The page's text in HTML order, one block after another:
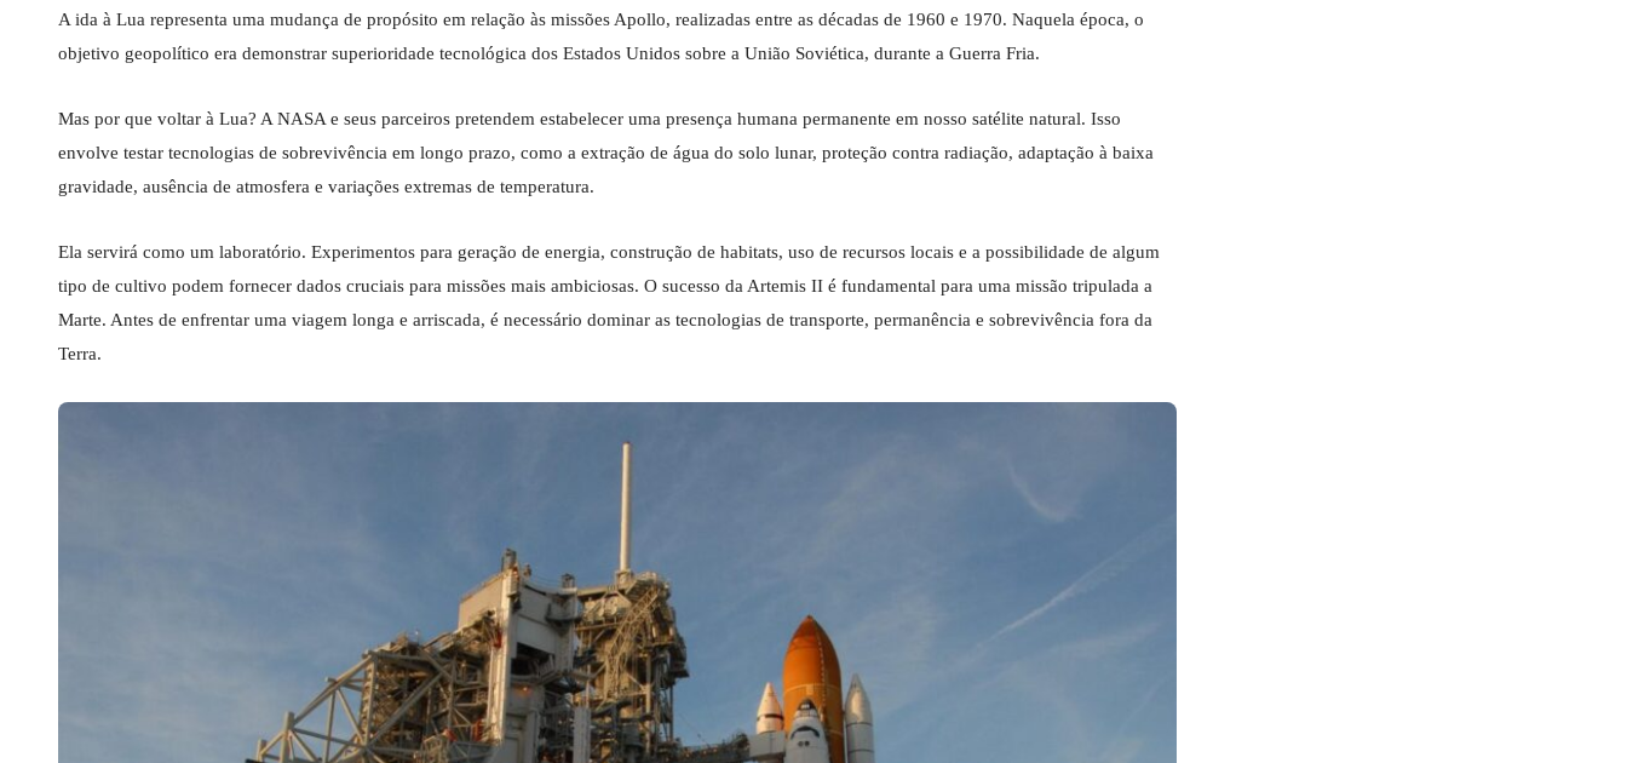
A ida à Lua representa uma mudança de propósito em relação às missões Apollo, realizadas entre as décadas de 1960 e 1970. Naquela época, o
objetivo geopolítico era demonstrar superioridade tecnológica dos Estados Unidos sobre a União Soviética, durante a Guerra Fria.
Mas por que voltar à Lua? A NASA e seus parceiros pretendem estabelecer uma presença humana permanente em nosso satélite natural. Isso
envolve testar tecnologias de sobrevivência em longo prazo, como a extração de água do solo lunar, proteção contra radiação, adaptação à baixa
gravidade, ausência de atmosfera e variações extremas de temperatura.
Ela servirá como um laboratório. Experimentos para geração de energia, construção de habitats, uso de recursos locais e a possibilidade de algum
tipo de cultivo podem fornecer dados cruciais para missões mais ambiciosas. O sucesso da Artemis II é fundamental para uma missão tripulada a
Marte. Antes de enfrentar uma viagem longa e arriscada, é necessário dominar as tecnologias de transporte, permanência e sobrevivência fora da
Terra.